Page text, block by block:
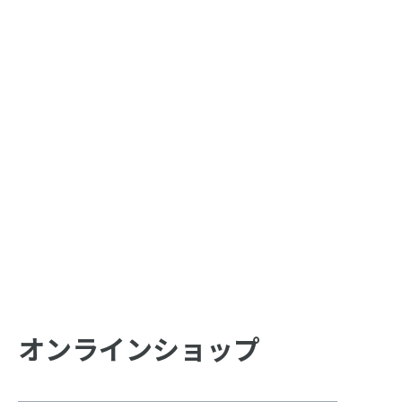
オンラインショップ